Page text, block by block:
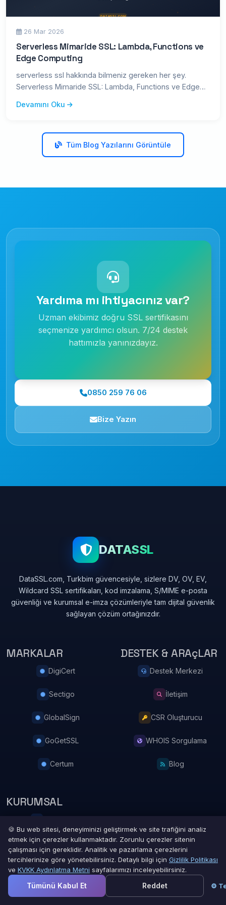
26 Mar 2026
Serverless Mimaride SSL: Lambda, Functions ve
Edge Computing
serverless ssl hakkında bilmeniz gereken her şey.
Serverless Mimaride SSL: Lambda, Functions ve Edge
Devamını Oku
Tüm Blog Yazılarını Görüntüle
Yardıma mı ihtiyacınız var?
Uzman ekibimiz doğru SSL sertifikasını
seçmenize yardımcı olsun. 7/24 destek
hattımızla yanınızdayız.
0850 259 76 06
Bize Yazın
DATASSL
DataSSL.com, Turkbim güvencesiyle, sizlere DV, OV, EV,
Wildcard SSL sertifikaları, kod imzalama, S/MIME e-posta
güvenliği ve kurumsal e-imza çözümleriyle tam dijital güvenlik
sağlayan çözüm ortağınızdır.
MARKALAR
DigiCert
Sectigo
GlobalSign
GoGetSSL
Certum
DESTEK & ARAçLAR
Destek Merkezi
İletişim
CSR Oluşturucu
WHOIS Sorgulama
Blog
KURUMSAL
Bilgi Bankası
Bayi Programı
Gizlilik Politikası
🍪 Bu web sitesi, deneyiminizi geliştirmek ve site trafiğini analiz
etmek için çerezler kullanmaktadır. Zorunlu çerezler sitenin
çalışması için gereklidir. Analitik ve pazarlama çerezlerini
tercihlerinize göre yönetebilirsiniz. Detaylı bilgi için Gizlilik Politikası
ve KVKK Aydınlatma Metni sayfalarımızı inceleyebilirsiniz.
Tümünü Kabul Et Reddet ⚙